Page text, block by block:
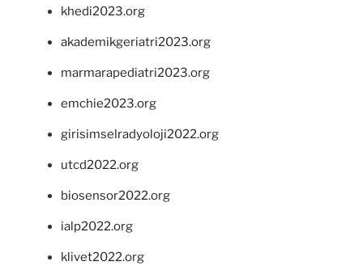
khedi2023.org
akademikgeriatri2023.org
marmarapediatri2023.org
emchie2023.org
girisimselradyoloji2022.org
utcd2022.org
biosensor2022.org
ialp2022.org
klivet2022.org